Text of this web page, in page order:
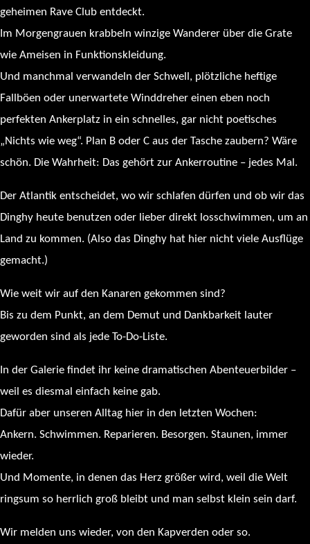
geheimen Rave Club entdeckt.
Im Morgengrauen krabbeln winzige Wanderer über die Grate
wie Ameisen in Funktionskleidung.
Und manchmal verwandeln der Schwell, plötzliche heftige
Fallböen oder unerwartete Winddreher einen eben noch
perfekten Ankerplatz in ein schnelles, gar nicht poetisches
„Nichts wie weg“. Plan B oder C aus der Tasche zaubern? Wäre
schön. Die Wahrheit: Das gehört zur Ankerroutine – jedes Mal.
Der Atlantik entscheidet, wo wir schlafen dürfen und ob wir das
Dinghy heute benutzen oder lieber direkt losschwimmen, um an
Land zu kommen. (Also das Dinghy hat hier nicht viele Ausflüge
gemacht.)
Wie weit wir auf den Kanaren gekommen sind?
Bis zu dem Punkt, an dem Demut und Dankbarkeit lauter
geworden sind als jede To-Do-Liste.
In der Galerie findet ihr keine dramatischen Abenteuerbilder –
weil es diesmal einfach keine gab.
Dafür aber unseren Alltag hier in den letzten Wochen:
Ankern. Schwimmen. Reparieren. Besorgen. Staunen, immer
wieder.
Und Momente, in denen das Herz größer wird, weil die Welt
ringsum so herrlich groß bleibt und man selbst klein sein darf.
Wir melden uns wieder, von den Kapverden oder so.